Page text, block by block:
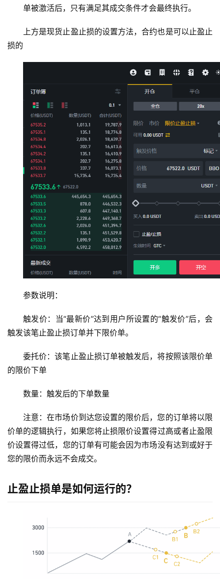
单被激活后，只有满足其成交条件才会最终执行。
上方是现货止盈止损的设置方法，合约也是可以止盈止
损的
参数说明：
触发价：当“最新价”达到用户所设置的“触发价”后，会
触发该笔止盈止损订单并下限价单。
委托价：该笔止盈止损订单被触发后，将按照该限价单
的限价下单
数量：触发后的下单数量
注意：在市场价到达您设置的限价后，您的订单将以限
价单的逻辑执行，如果您将止损限价设置得过高或者止盈限
价设置得过低，您的订单有可能会因为市场没有达到或好于
您的限价而永远不会成交。
止盈止损单是如何运行的？